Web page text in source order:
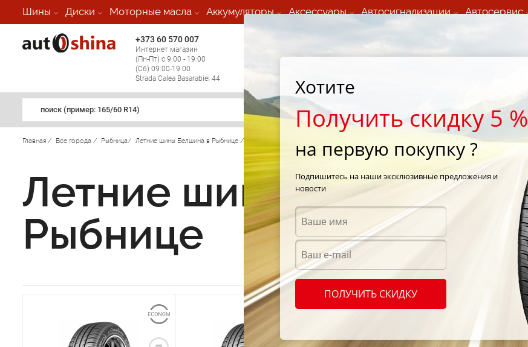
Шины Диски Моторные масла Аккумуляторы Аксессуары Автосигнализации Автосервис
+373 60 570 007
Интернет магазин
(Пн-Пт) с 9:00 - 19:00
(Сб) 09:00-19:00
Strada Calea Basarabiei 44
(круглосуточно по всем
(Пн-Пт) с 9:00 - 19:00
поиск (примеp: 165/60 R14)
Главная / Все города / Рыбница/ Летние шины Белшина в Рыбнице /
Летние шины Белшина в
Рыбнице
Хотите
Получить скидку 5 %
на первую покупку ?
Подпишитесь на наши эксклюзивные предложения и
новости
ПОЛУЧИТЬ СКИДКУ